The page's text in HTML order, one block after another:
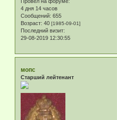
4 дня 14 часов
Сообщений: 655
Возраст: 40 [1985-09-01]
Последний визит:
29-08-2019 12:30:55
мопс
Старший лейтенант